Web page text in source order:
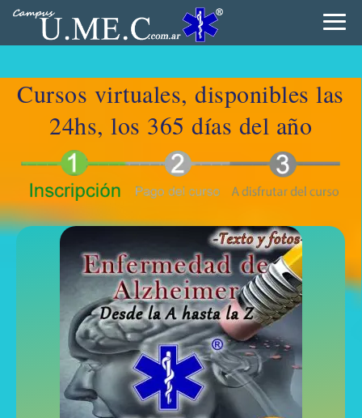
Cursos virtuales, disponibles las
24hs, los 365 días del año